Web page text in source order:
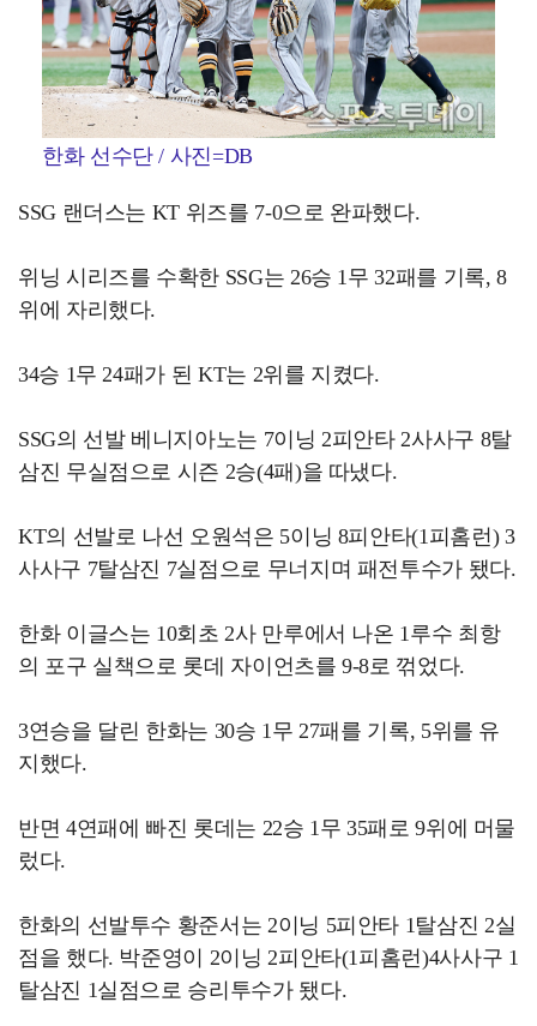
한화 선수단 / 사진=DB
SSG 랜더스는 KT 위즈를 7-0으로 완파했다.
위닝 시리즈를 수확한 SSG는 26승 1무 32패를 기록, 8
위에 자리했다.
34승 1무 24패가 된 KT는 2위를 지켰다.
SSG의 선발 베니지아노는 7이닝 2피안타 2사사구 8탈
삼진 무실점으로 시즌 2승(4패)을 따냈다.
KT의 선발로 나선 오원석은 5이닝 8피안타(1피홈런) 3
사사구 7탈삼진 7실점으로 무너지며 패전투수가 됐다.
한화 이글스는 10회초 2사 만루에서 나온 1루수 최항
의 포구 실책으로 롯데 자이언츠를 9-8로 꺾었다.
3연승을 달린 한화는 30승 1무 27패를 기록, 5위를 유
지했다.
반면 4연패에 빠진 롯데는 22승 1무 35패로 9위에 머물
렀다.
한화의 선발투수 황준서는 2이닝 5피안타 1탈삼진 2실
점을 했다. 박준영이 2이닝 2피안타(1피홈런)4사사구 1
탈삼진 1실점으로 승리투수가 됐다.